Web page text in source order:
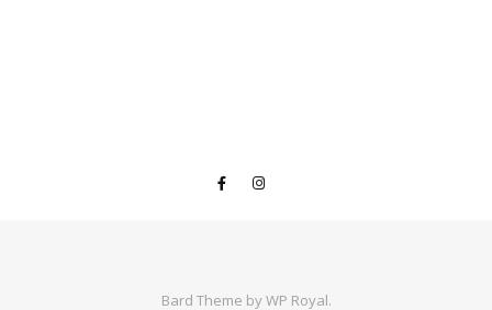
Bard Theme byWP Royal.